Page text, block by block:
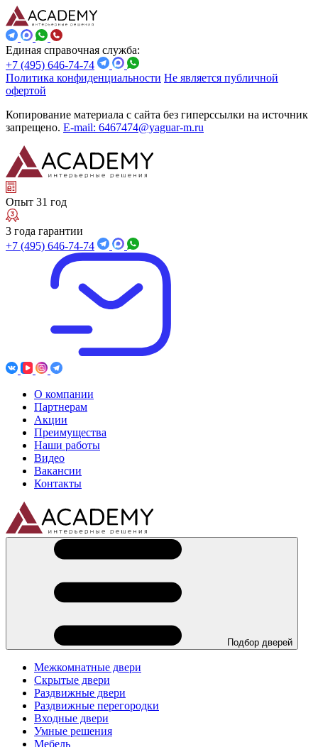
Единая справочная служба:
+7 (495) 646-74-74
Политика конфиденциальности Не является публичной
офертой
Копирование материала с сайта без гиперссылки на источник
запрещено. E-mail: 6467474@yaguar-m.ru
Опыт 31 год
3 года гарантии
+7 (495) 646-74-74
О компании
Партнерам
Акции
Преимущества
Наши работы
Видео
Вакансии
Контакты
Подбор дверей
Межкомнатные двери
Скрытые двери
Раздвижные двери
Раздвижные перегородки
Входные двери
Умные решения
Мебель